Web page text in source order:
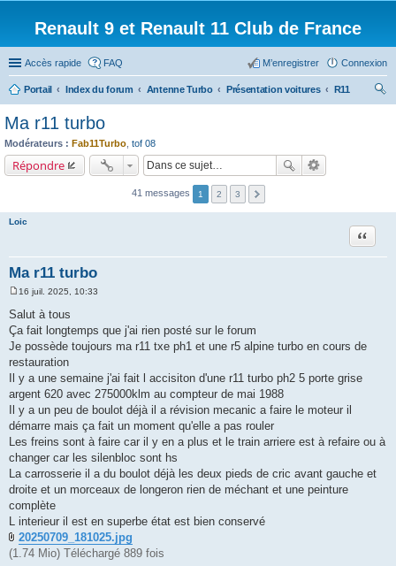
Renault 9 et Renault 11 Club de France
Accès rapide FAQ Connexion
M’enregistrer
Portail Index du forum Antenne Turbo Présentation voitures
R11
Ma r11 turbo
Modérateurs : Fab11Turbo tof 08
Répondre
41 messages 1 2 3
Loic
Ma r11 turbo
Citation
e
s
s
g
e
16 juil. 2025, 10:33
Salut à tous
Ça fait longtemps que j'ai rien posté sur le forum
Je possède toujours ma r11 txe ph1 et une r5 alpine turbo en cours de
restauration
Il y a une semaine j'ai fait l accisiton d'une r11 turbo ph2 5 porte grise
argent 620 avec 275000klm au compteur de mai 1988
Il y a un peu de boulot déjà il a révision mecanic a faire le moteur il
démarre mais ça fait un moment qu'elle a pas rouler
Les freins sont à faire car il y en a plus et le train arriere est à refaire ou à
changer car les silenbloc sont hs
La carrosserie il a du boulot déjà les deux pieds de cric avant gauche et
droite et un morceaux de longeron rien de méchant et une peinture
complète
L interieur il est en superbe état est bien conservé
20250709_181025.jpg
(1.74 Mio) Téléchargé 889 fois